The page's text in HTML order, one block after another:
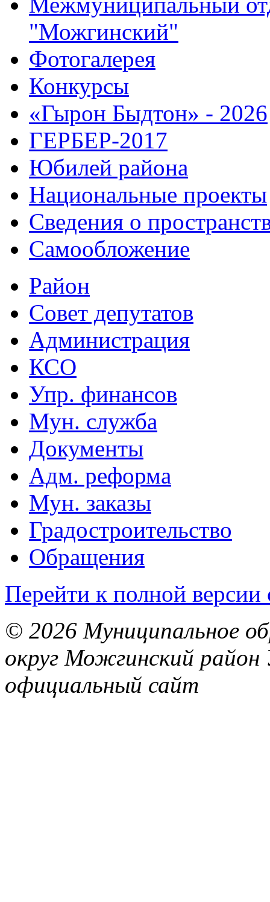
"Можгинский"
Фотогалерея
Конкурсы
«Гырон Быдтон» - 2026
ГЕРБЕР-2017
Юбилей района
Национальные проекты
Сведения о
Самообложение
Район
Совет депутатов
Администрация
КСО
Упр. финансов
Мун. служба
Документы
Адм. реформа
Мун. заказы
Градостроительство
Обращения
Перейти к полной версии
© 2026 Муниципальное
округ Можгинский район
официальный сайт